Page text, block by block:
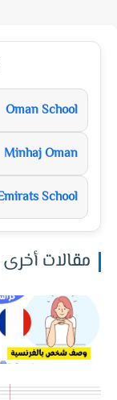
Oman School
Minhaj Oman
Emirats School
مقالات أخرى